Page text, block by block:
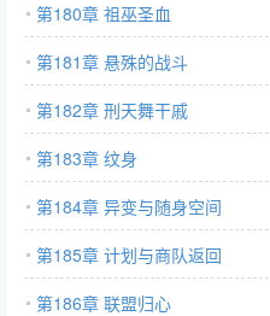
第180章 祖巫圣血
第181章 悬殊的战斗
第182章 刑天舞干戚
第183章 纹身
第184章 异变与随身空间
第185章 计划与商队返回
第186章 联盟归心